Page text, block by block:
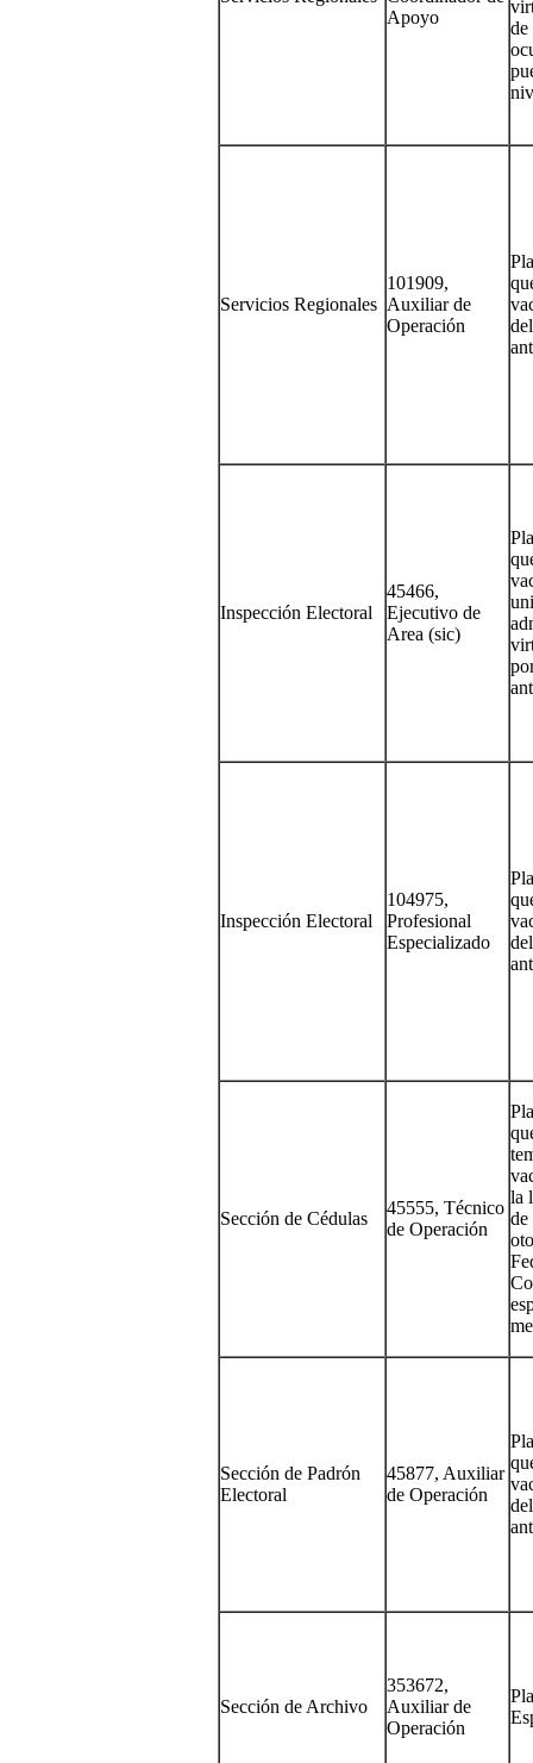
Apoyo
de
Servicios Regionales
101909,
Auxiliar de
Operación
Inspección Electoral
45466,
Ejecutivo de
Area (sic)
Inspección Electoral
104975,
Profesional
Especializado
Sección de Cédulas
45555, Técnico
de Operación
la
de
Sección de Padrón
Electoral
45877, Auxiliar
de Operación
Sección de Archivo
353672,
Auxiliar de
Operación